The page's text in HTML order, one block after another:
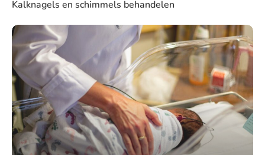
Kalknagels en schimmels behandelen